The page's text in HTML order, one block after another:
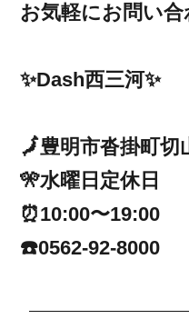
お気軽にお問い合
✨Dash西三河✨
🗾豊明市沓掛町切
🎌水曜日定休日
⏰10:00〜19:00
☎️0562-92-8000